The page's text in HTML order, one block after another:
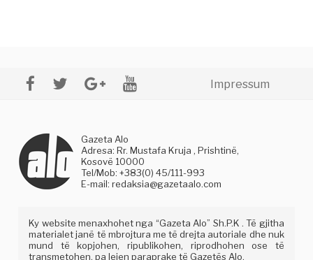
Impressum
Gazeta Alo
Adresa: Rr. Mustafa Kruja , Prishtinë,
Kosovë 10000
Tel/Mob: +383(0) 45/111-993
E-mail:redaksia@gazetaalo.com
Ky website menaxhohet nga “Gazeta Alo” Sh.P.K . Të gjitha
materialet janë të mbrojtura me të drejta autoriale dhe nuk
mund të kopjohen, ripublikohen, riprodhohen ose të
transmetohen, pa lejen paraprake të Gazetës Alo.